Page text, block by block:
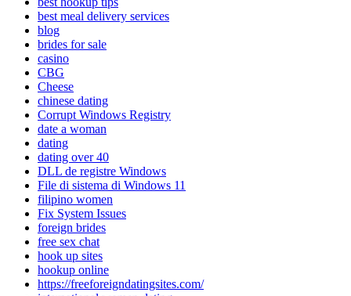
best meal delivery services
blog
brides for sale
casino
CBG
Cheese
chinese dating
Corrupt Windows Registry
date a woman
dating
dating over 40
DLL de registre Windows
File di sistema di Windows 11
filipino women
Fix System Issues
foreign brides
free sex chat
hook up sites
hookup online
https://freeforeigndatingsites.com/